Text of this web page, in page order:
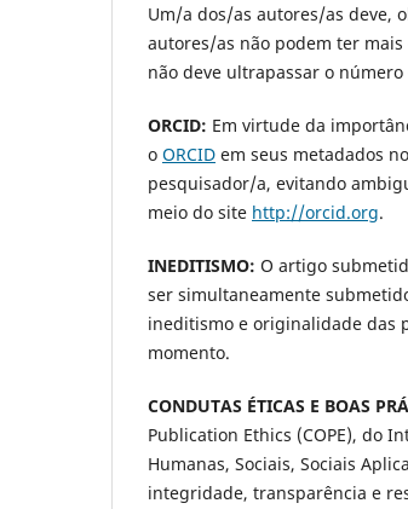
Um/a dos/as autores/as deve,
autores/as não podem ter
não deve ultrapassar o número
ORCID: Em virtude da
o ORCID em seus metadados
pesquisador/a, evitando
meio do site http://orcid.org.
INEDITISMO: O artigo
ser simultaneamente
ineditismo e originalidade das
momento.
CONDUTAS ÉTICAS E BOAS
Publication Ethics (COPE), do
Humanas, Sociais, Sociais
integridade, transparência e